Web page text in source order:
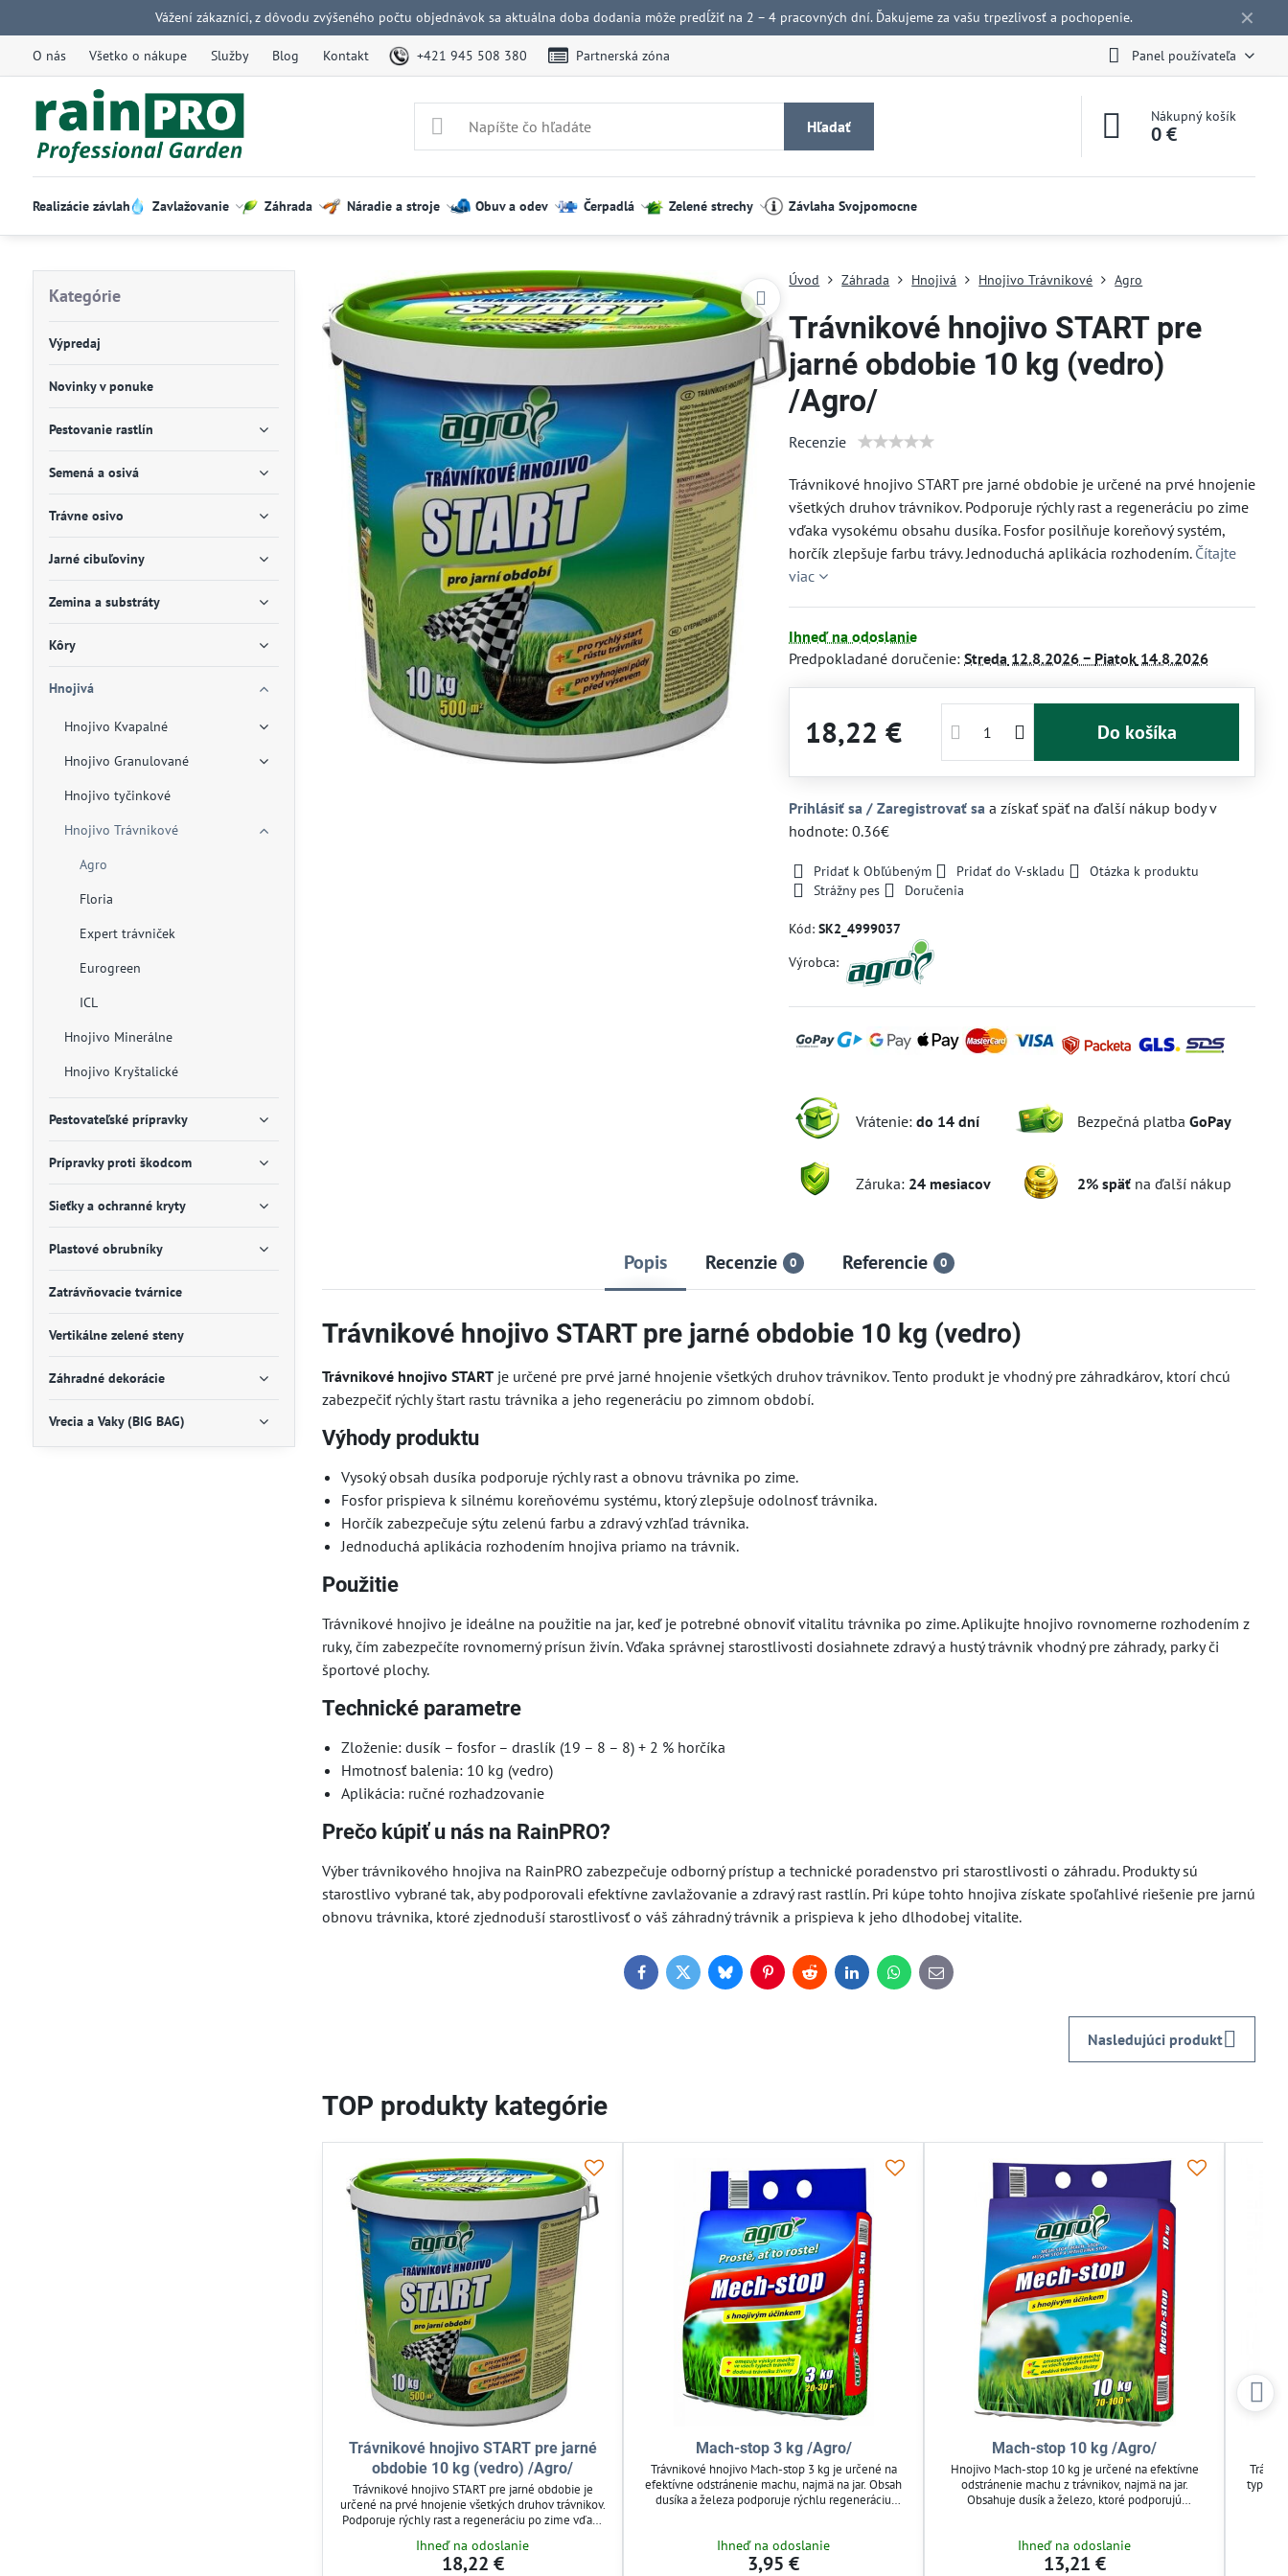
✕
Vážení zákazníci, z dôvodu zvýšeného počtu objednávok sa aktuálna doba dodania môže predĺžiť na 2 – 4 pracovných dní. Ďakujeme za vašu trpezlivosť a pochopenie.
O nás Všetko o nákupe Služby Blog Kontakt +421 945 508 380 Partnerská zóna Panel používateľa
Hľadať
Nákupný košík
0 €
Realizácie závlah Zavlažovanie Záhrada Náradie a stroje Obuv a odev Čerpadlá Zelené strechy Závlaha Svojpomocne
Úvod Záhrada Hnojivá Hnojivo Trávnikové Agro
Trávnikové hnojivo START pre
jarné obdobie 10 kg (vedro)
/Agro/
Recenzie
Trávnikové hnojivo START pre jarné obdobie je určené na prvé hnojenie
všetkých druhov trávnikov. Podporuje rýchly rast a regeneráciu po zime
vďaka vysokému obsahu dusíka. Fosfor posilňuje koreňový systém,
horčík zlepšuje farbu trávy. Jednoduchá aplikácia rozhodením. Čítajte
viac
Ihneď na odoslanie
Predpokladané doručenie:Streda 12.8.2026 − Piatok 14.8.2026
18,22 € Do košíka
Prihlásiť sa / Zaregistrovať sa a získať späť na ďalší nákup body v
hodnote: 0.36€
Pridať k Obľúbeným Pridať do V-skladu
Otázka k produktu
Strážny pes
Doručenia
Kód:SK2_4999037
Výrobca:
Vrátenie:do 14 dní Bezpečná platbaGoPay
Záruka: 24 mesiacov 2% späť na ďalší nákup
Popis Recenzie 0 Referencie 0
Trávnikové hnojivo START pre jarné obdobie 10 kg (vedro)
Trávnikové hnojivo START je určené pre prvé jarné hnojenie všetkých druhov trávnikov. Tento produkt je vhodný pre záhradkárov, ktorí chcú
zabezpečiť rýchly štart rastu trávnika a jeho regeneráciu po zimnom období.
Výhody produktu
Vysoký obsah dusíka podporuje rýchly rast a obnovu trávnika po zime.
Fosfor prispieva k silnému koreňovému systému, ktorý zlepšuje odolnosť trávnika.
Horčík zabezpečuje sýtu zelenú farbu a zdravý vzhľad trávnika.
Jednoduchá aplikácia rozhodením hnojiva priamo na trávnik.
Použitie
Trávnikové hnojivo je ideálne na použitie na jar, keď je potrebné obnoviť vitalitu trávnika po zime. Aplikujte hnojivo rovnomerne rozhodením z
ruky, čím zabezpečíte rovnomerný prísun živín. Vďaka správnej starostlivosti dosiahnete zdravý a hustý trávnik vhodný pre záhrady, parky či
športové plochy.
Technické parametre
Zloženie: dusík – fosfor – draslík (19 – 8 – 8) + 2 % horčíka
Hmotnosť balenia: 10 kg (vedro)
Aplikácia: ručné rozhadzovanie
Prečo kúpiť u nás na RainPRO?
Výber trávnikového hnojiva na RainPRO zabezpečuje odborný prístup a technické poradenstvo pri starostlivosti o záhradu. Produkty sú
starostlivo vybrané tak, aby podporovali efektívne zavlažovanie a zdravý rast rastlín. Pri kúpe tohto hnojiva získate spoľahlivé riešenie pre jarnú
obnovu trávnika, ktoré zjednoduší starostlivosť o váš záhradný trávnik a prispieva k jeho dlhodobej vitalite.
FacebookTwitterBlueskyPinterestRedditLinkedInWhatsApp
E-
mail
Nasledujúci produkt
TOP produkty kategórie
Trávnikové hnojivo START pre jarné
obdobie 10 kg (vedro) /Agro/
Trávnikové hnojivo START pre jarné obdobie je
určené na prvé hnojenie všetkých druhov trávnikov.
Podporuje rýchly rast a regeneráciu po zime vďaka
systém, horčík zlepšuje farbu trávy. Jednoduchá
aplikácia rozhodením.
Ihneď na odoslanie
18,22 €
Mach-stop 3 kg /Agro/
Trávnikové hnojivo Mach-stop 3 kg je určené na
efektívne odstránenie machu, najmä na jar. Obsah
dusíka a železa podporuje rýchlu regeneráciu
pre nový porast. Vhodné pre všetky typy trávnikov.
Ihneď na odoslanie
3,95 €
Mach-stop 10 kg /Agro/
Hnojivo Mach-stop 10 kg je určené na efektívne
odstránenie machu z trávnikov, najmä na jar.
Obsahuje dusík a železo, ktoré podporujú
zlepší vzhľad a zdravie trávneho porastu. Ideálne
pre záhradkárov a starostlivosť o trávnik.
Ihneď na odoslanie
13,21 €
typy
Kategórie
Výpredaj
Novinky v ponuke
Pestovanie rastlín
Semená a osivá
Trávne osivo
Jarné cibuľoviny
Zemina a substráty
Kôry
Hnojivá
Hnojivo Kvapalné
Hnojivo Granulované
Hnojivo tyčinkové
Hnojivo Trávnikové
Agro
Floria
Expert trávniček
Eurogreen
ICL
Hnojivo Minerálne
Hnojivo Kryštalické
Pestovateľské prípravky
Prípravky proti škodcom
Sieťky a ochranné kryty
Plastové obrubníky
Zatrávňovacie tvárnice
Vertikálne zelené steny
Záhradné dekorácie
Vrecia a Vaky (BIG BAG)